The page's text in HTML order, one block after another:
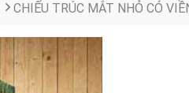
CHIẾU TRÚC MẮT NHỎ CÓ